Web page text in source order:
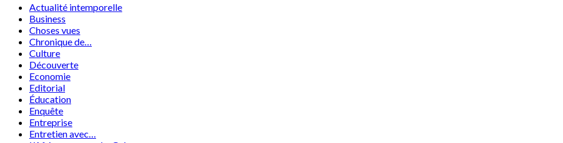
Actualité intemporelle
Business
Choses vues
Chronique de…
Culture
Découverte
Economie
Editorial
Éducation
Enquête
Entreprise
Entretien avec…